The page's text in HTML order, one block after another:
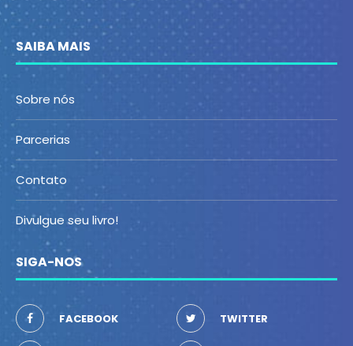
SAIBA MAIS
Sobre nós
Parcerias
Contato
Divulgue seu livro!
SIGA-NOS
FACEBOOK TWITTER